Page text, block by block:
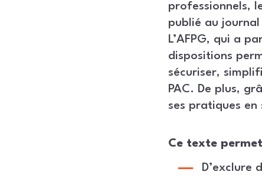
professionnels,
publié au
L’AFPG, qui a
dispositions
sécuriser,
PAC. De plus,
ses pratiques en
Ce texte
D’exclure